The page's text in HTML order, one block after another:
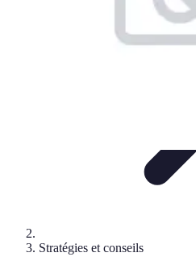
Stratégies et conseils